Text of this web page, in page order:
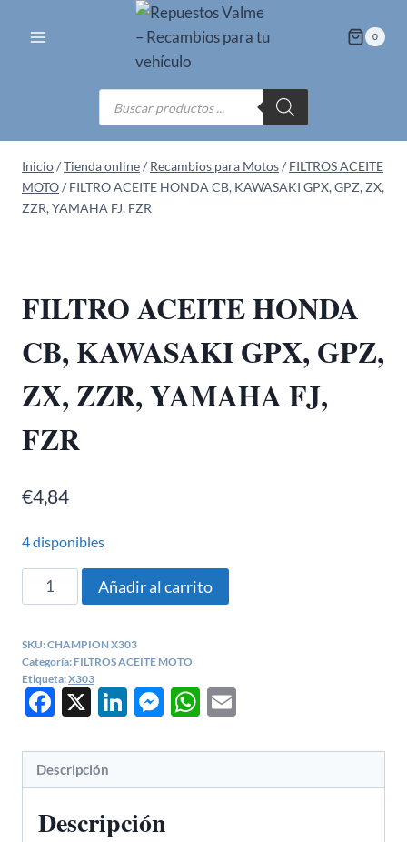
0
Búsqueda
de
productos
Inicio/Tienda online/ Recambios para Motos/ FILTROS ACEITE
MOTO/ FILTRO ACEITE HONDA CB, KAWASAKI GPX, GPZ, ZX,
ZZR, YAMAHA FJ, FZR
FILTRO ACEITE HONDA
CB, KAWASAKI GPX, GPZ,
ZX, ZZR, YAMAHA FJ,
FZR
€4,84
4 disponibles
FILTRO
ACEITE
CB,
KAWASAKI
GPX,
ZX,
ZZR,
Añadir al carrito
SKU:CHAMPION X303
Categoría: FILTROS ACEITE MOTO
Etiqueta:X303
Facebook
X LinkedIn
Messenger
WhatsApp
Descripción
Descripción